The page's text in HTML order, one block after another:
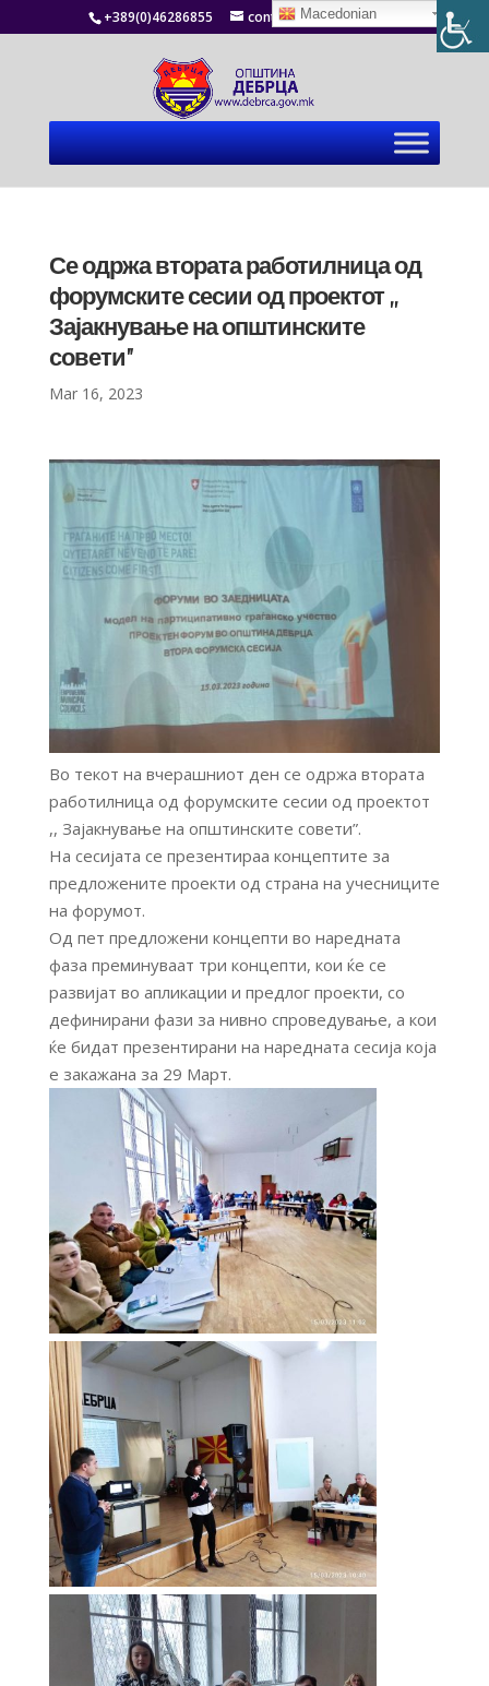
+389(0)46286855 contact@debrca.gov.mk
Се одржа втората работилница од
форумските сесии од проектот ,,
Зајакнување на општинските
совети”
Mar 16, 2023
Во текот на вчерашниот ден се одржа втората
работилница од форумските сесии од проектот
,, Зајакнување на општинските совети”.
На сесијата се презентираа концептите за
предложените проекти од страна на учесниците
на форумот.
Од пет предложени концепти во наредната
фаза преминуваат три концепти, кои ќе се
развијат во апликации и предлог проекти, со
дефинирани фази за нивно спроведување, а кои
ќе бидат презентирани на наредната сесија која
е закажана за 29 Март.
Macedonian